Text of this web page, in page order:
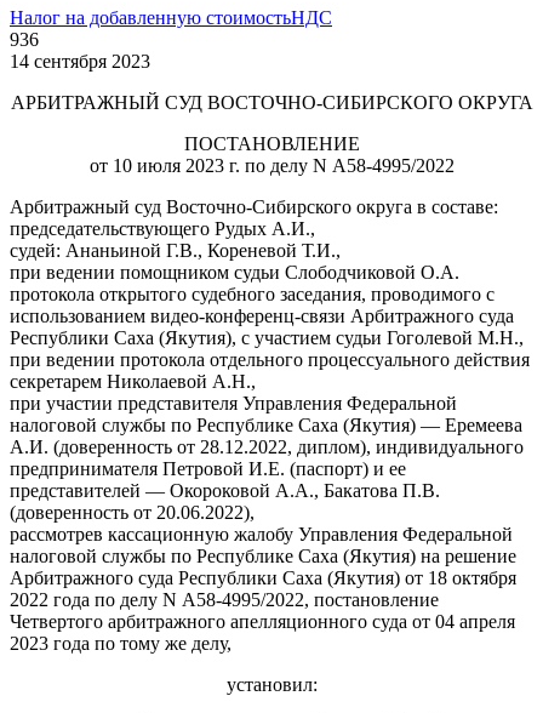
Налог на добавленную стоимостьНДС
936
14 сентября 2023
АРБИТРАЖНЫЙ СУД ВОСТОЧНО-СИБИРСКОГО ОКРУГА
ПОСТАНОВЛЕНИЕ
от 10 июля 2023 г. по делу N А58-4995/2022
Арбитражный суд Восточно-Сибирского округа в составе:
председательствующего Рудых А.И.,
судей: Ананьиной Г.В., Кореневой Т.И.,
при ведении помощником судьи Слободчиковой О.А.
протокола открытого судебного заседания, проводимого с
использованием видео-конференц-связи Арбитражного суда
Республики Саха (Якутия), с участием судьи Гоголевой М.Н.,
при ведении протокола отдельного процессуального действия
секретарем Николаевой А.Н.,
при участии представителя Управления Федеральной
налоговой службы по Республике Саха (Якутия) — Еремеева
А.И. (доверенность от 28.12.2022, диплом), индивидуального
предпринимателя Петровой И.Е. (паспорт) и ее
представителей — Окороковой А.А., Бакатова П.В.
(доверенность от 20.06.2022),
рассмотрев кассационную жалобу Управления Федеральной
налоговой службы по Республике Саха (Якутия) на решение
Арбитражного суда Республики Саха (Якутия) от 18 октября
2022 года по делу N А58-4995/2022, постановление
Четвертого арбитражного апелляционного суда от 04 апреля
2023 года по тому же делу,
установил: